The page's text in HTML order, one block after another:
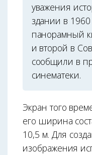
уважения
здании в
панорамный
и второй в
сообщили в
синематеки.
Экран того
его ширина
10,5 м. Для
изображения